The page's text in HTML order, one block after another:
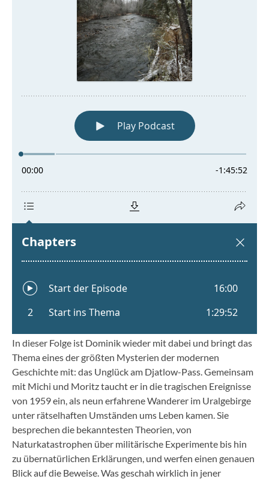
In dieser Folge ist Dominik wieder mit dabei und bringt das
Thema eines der größten Mysterien der modernen
Geschichte mit: das Unglück am Djatlow-Pass. Gemeinsam
mit Michi und Moritz taucht er in die tragischen Ereignisse
von 1959 ein, als neun erfahrene Wanderer im Uralgebirge
unter rätselhaften Umständen ums Leben kamen. Sie
besprechen die bekanntesten Theorien, von
Naturkatastrophen über militärische Experimente bis hin
zu übernatürlichen Erklärungen, und werfen einen genauen
Blick auf die Beweise. Was geschah wirklich in jener